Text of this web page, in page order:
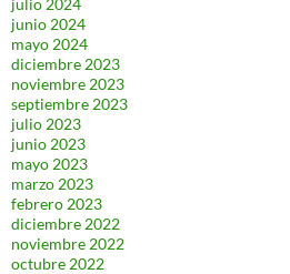
julio 2024
junio 2024
mayo 2024
diciembre 2023
noviembre 2023
septiembre 2023
julio 2023
junio 2023
mayo 2023
marzo 2023
febrero 2023
diciembre 2022
noviembre 2022
octubre 2022